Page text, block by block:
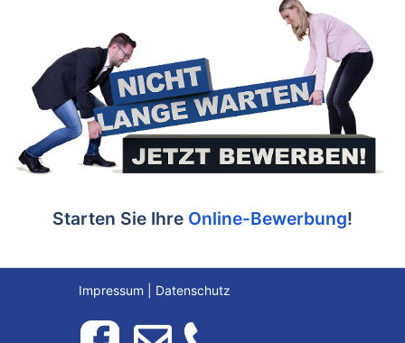
Starten Sie Ihre Online-Bewerbung!
Impressum Datenschutz